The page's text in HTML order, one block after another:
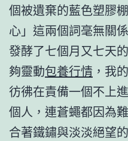
個被遺棄的藍色塑膠
心」這兩個詞毫無關
發酵了七個月又七天
夠靈動包養行情 ，我
彷彿在責備一個不上
個人，連蒼蠅都因為
合著鐵鏽與淡淡絕望